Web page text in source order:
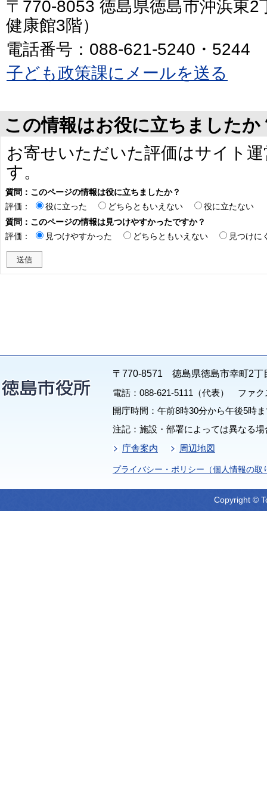
〒770-8053 徳島県徳島市沖浜東
健康館3階）
電話番号：088-621-5240・5244
子ども政策課にメールを送る
この情報はお役に立ちましたか
お寄せいただいた評価はサイト
す。
質問：このページの情報は役に立ちましたか？
評価：
役に立った どちらともいえない
役に立たない
質問：このページの情報は見つけやすかったですか？
評価：
見つけやすかった どちらともいえない 見つけに
〒770-8571 徳島県徳島市幸町2丁
電話：088-621-5111（代表） ファク
開庁時間：午前8時30分から午後5時
注記：施設・部署によっては異なる
庁舎案内
周辺地図
プライバシー・ポリシー（個人情報の取
Copyright ©